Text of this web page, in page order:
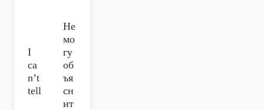
I
ca
n’t
tell
Не
мо
гу
об
ъя
сн
ит